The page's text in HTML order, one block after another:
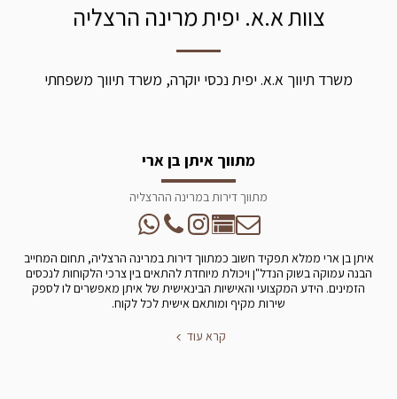
צוות א.א. יפית מרינה הרצליה
משרד תיווך א.א. יפית נכסי יוקרה, משרד תיווך משפחתי
מתווך איתן בן ארי
מתווך דירות במרינה ההרצליה
איתן בן ארי ממלא תפקיד חשוב כמתווך דירות במרינה הרצליה, תחום המחייב
הבנה עמוקה בשוק הנדל"ן ויכולת מיוחדת להתאים בין צרכי הלקוחות לנכסים
הזמינים. הידע המקצועי והאישיות הבינאישית של איתן מאפשרים לו לספק
שירות מקיף ומותאם אישית לכל לקוח.
קרא עוד